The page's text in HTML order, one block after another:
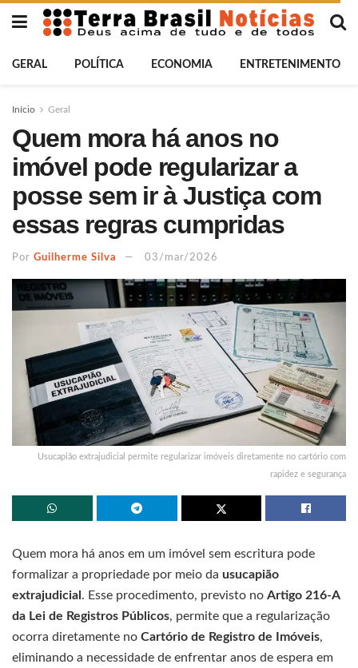
GERAL POLÍTICA ECONOMIA ENTRETENIMENTO
Início Geral
Quem mora há anos no
imóvel pode regularizar a
posse sem ir à Justiça com
essas regras cumpridas
Por Guilherme Silva 03/mar/2026
Usucapião extrajudicial permite regularizar imóveis diretamente no cartório com
rapidez e segurança
Quem mora há anos em um imóvel sem escritura pode
formalizar a propriedade por meio da usucapião
extrajudicial . Esse procedimento, previsto no Artigo 216-A
da Lei de Registros Públicos, permite que a regularização
ocorra diretamente no Cartório de Registro de Imóveis,
eliminando a necessidade de enfrentar anos de espera em